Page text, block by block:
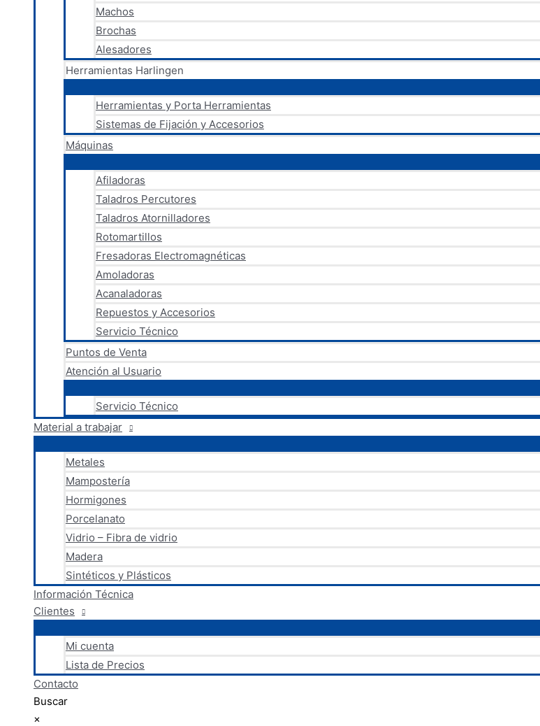
Machos
Brochas
Alesadores
Herramientas Harlingen
Herramientas y Porta Herramientas
Sistemas de Fijación y Accesorios
Máquinas
Afiladoras
Taladros Percutores
Taladros Atornilladores
Rotomartillos
Fresadoras Electromagnéticas
Amoladoras
Acanaladoras
Repuestos y Accesorios
Servicio Técnico
Puntos de Venta
Atención al Usuario
Servicio Técnico
Material a trabajar
Metales
Mampostería
Hormigones
Porcelanato
Vidrio – Fibra de vidrio
Madera
Sintéticos y Plásticos
Información Técnica
Clientes
Mi cuenta
Lista de Precios
Contacto
Buscar
×